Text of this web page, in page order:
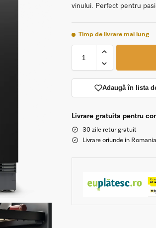
vinului. Perfect pentru
Timp de livrare mai lung
Adaugă în lista
Livrare gratuita pentru
30 zile retur gratuit
Livrare oriunde in Romania